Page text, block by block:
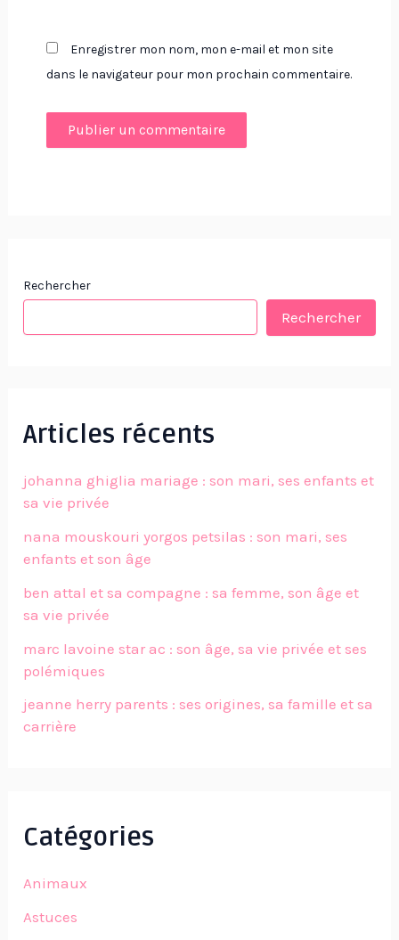
Enregistrer mon nom, mon e-mail et mon site
dans le navigateur pour mon prochain commentaire.
Rechercher
Rechercher
Articles récents
johanna ghiglia mariage : son mari, ses enfants et
sa vie privée
nana mouskouri yorgos petsilas : son mari, ses
enfants et son âge
ben attal et sa compagne : sa femme, son âge et
sa vie privée
marc lavoine star ac : son âge, sa vie privée et ses
polémiques
jeanne herry parents : ses origines, sa famille et sa
carrière
Catégories
Animaux
Astuces